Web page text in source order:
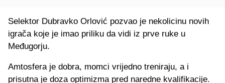
Selektor Dubravko Orlović pozvao je nekolicinu novih
igrača koje je imao priliku da vidi iz prve ruke u
Međugorju.
Amtosfera je dobra, momci vrijedno treniraju, a i
prisutna je doza optimizma pred naredne kvalifikacije.